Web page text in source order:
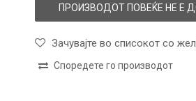
ПРОИЗВОДОТ ПОВЕЌЕ НЕ Е
Зачувајте во списокот со
Споредете го производот